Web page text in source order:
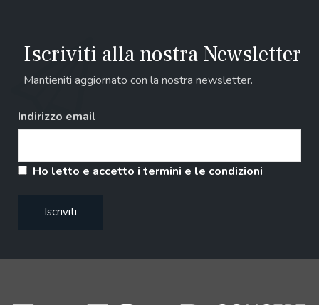
Iscriviti alla nostra Newsletter
Mantieniti aggiornato con la nostra newsletter.
Indirizzo email
Ho letto e accetto i termini e le condizioni